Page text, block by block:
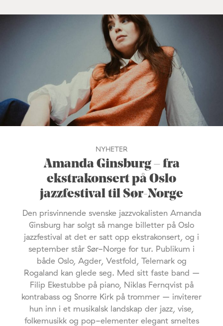
NYHETER
Amanda Ginsburg – fra
ekstrakonsert på Oslo
jazzfestival til Sør-Norge
Den prisvinnende svenske jazzvokalisten Amanda
Ginsburg har solgt så mange billetter på Oslo
jazzfestival at det er satt opp ekstrakonsert, og i
september står Sør-Norge for tur. Publikum i
både Oslo, Agder, Vestfold, Telemark og
Rogaland kan glede seg. Med sitt faste band –
Filip Ekestubbe på piano, Niklas Fernqvist på
kontrabass og Snorre Kirk på trommer – inviterer
hun inn i et musikalsk landskap der jazz, vise,
folkemusikk og pop-elementer elegant smeltes